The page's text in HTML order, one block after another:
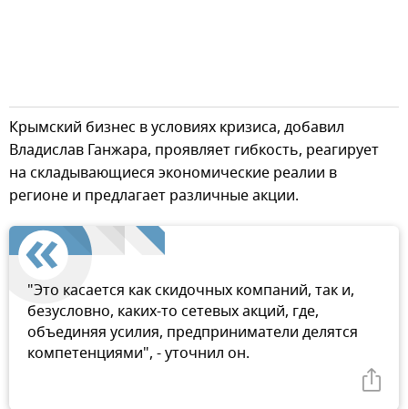
Крымский бизнес в условиях кризиса, добавил
Владислав Ганжара, проявляет гибкость, реагирует
на складывающиеся экономические реалии в
регионе и предлагает различные акции.
"Это касается как скидочных компаний, так и,
безусловно, каких-то сетевых акций, где,
объединяя усилия, предприниматели делятся
компетенциями", - уточнил он.